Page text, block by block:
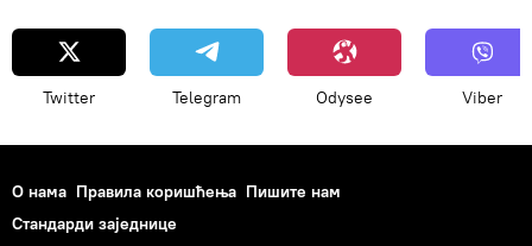
Twitter Telegram Odysee Viber
О нама Правила коришћења Пишите нам
Стандарди заједнице